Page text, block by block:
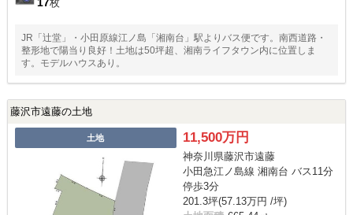
枚
JR「辻堂」・小田原線江ノ島「湘南台」駅よりバス便です。南西道路・
整形地で陽当り良好！土地は50坪超、湘南ライフタウン内に位置しま
す。モデルハウスあり。
藤沢市遠藤の土地
土地 11,500万円
神奈川県藤沢市遠藤
小田急江ノ島線 湘南台 バス11分
停歩3分
201.3坪(57.13万円 /坪)